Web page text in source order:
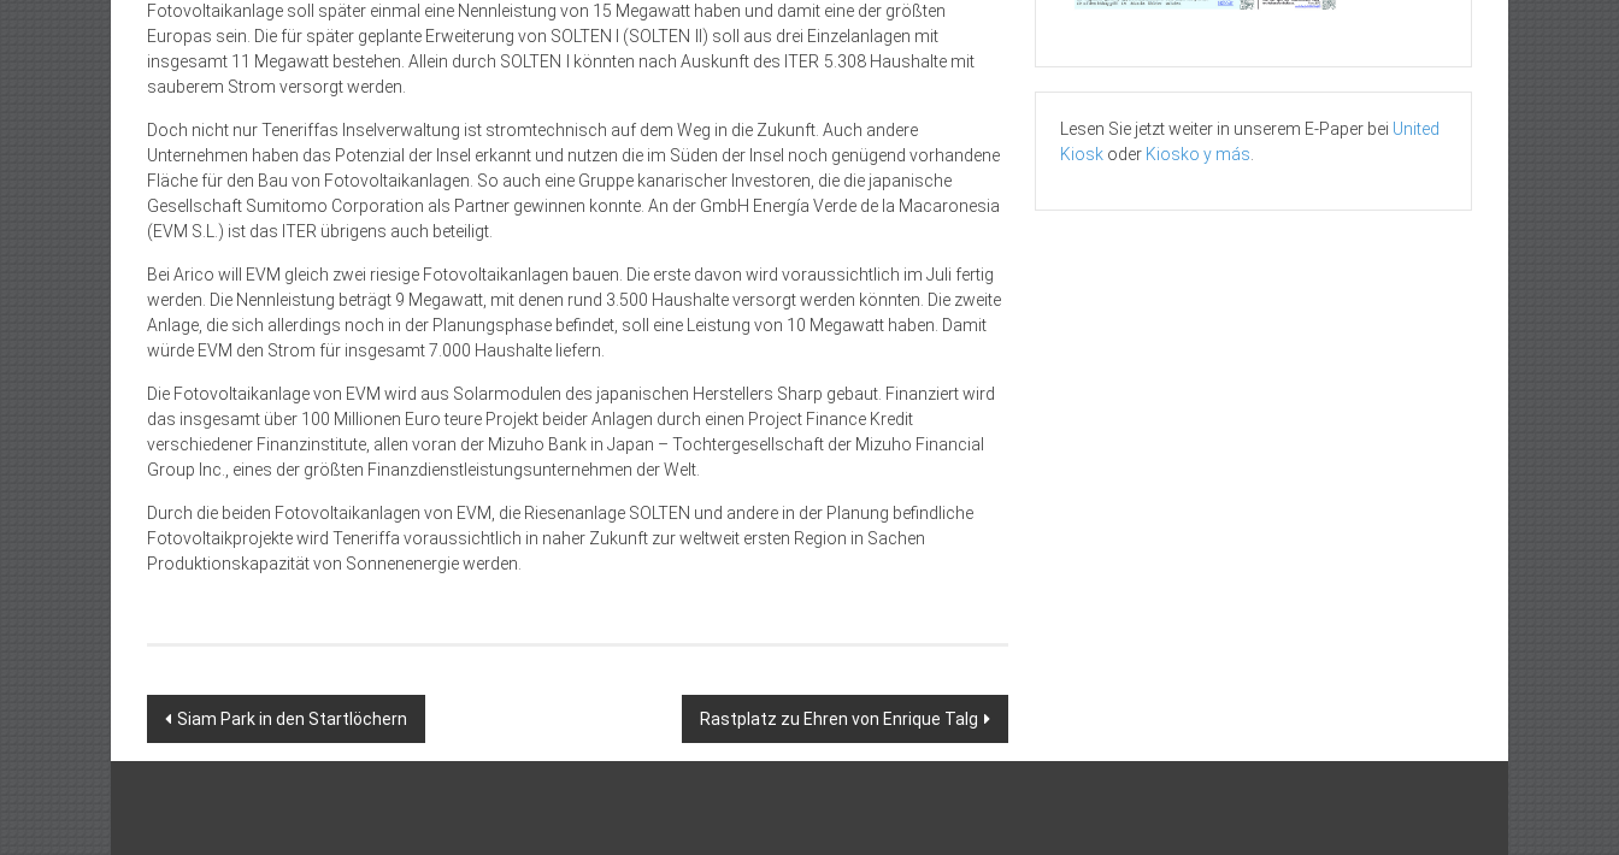
Fotovoltaikanlage soll später einmal eine Nennleis­tung von 15 Megawatt haben und damit eine der größten
Europas sein. Die für später geplante Erweiterung von SOLTEN I (SOLTEN II) soll aus drei Einzelanlagen mit
insgesamt 11 Megawatt bestehen. Allein durch SOLTEN I könnten nach Auskunft des ITER 5.308 Haushalte mit
sauberem Strom versorgt werden.
Doch nicht nur Teneriffas Inselverwaltung ist stromtechnisch auf dem Weg in die Zukunft. Auch andere
Unternehmen haben das Potenzial der Insel erkannt und nutzen die im Süden der Insel noch genügend vorhandene
Fläche für den Bau von Fotovoltaikanlagen. So auch eine Gruppe kanarischer Investoren, die die japanische
Gesellschaft Sumitomo Corporation als Partner gewinnen konnte. An der GmbH Energía Verde de la Macaronesia
(EVM S.L.) ist das ITER übrigens auch beteiligt.
Bei Arico will EVM gleich zwei riesige Fotovoltaikanlagen bauen. Die erste davon wird voraussichtlich im Juli fertig
werden. Die Nennleistung beträgt 9 Megawatt, mit denen rund 3.500 Haushalte versorgt werden könnten. Die zweite
Anlage, die sich allerdings noch in der Planungsphase befindet, soll eine Leistung von 10 Megawatt haben. Damit
würde EVM den Strom für insgesamt 7.000 Haushalte liefern.
Die Fotovoltaikanlage von EVM wird aus Solarmodulen des japanischen Herstellers Sharp gebaut. Finanziert wird
das insgesamt über 100 Millionen Euro teure Projekt beider Anlagen durch einen Project Finance Kredit
verschiedener Finanzinstitute, allen voran der Mizuho Bank in Japan – Tochtergesellschaft der Mizuho Financial
Group Inc., eines der größten Finanzdienstleistungsunternehmen der Welt.
Durch die beiden Fotovoltaikanlagen von EVM, die Riesenanlage SOLTEN und andere in der Planung befindliche
Fotovoltaikprojekte wird Teneriffa voraussichtlich in naher Zukunft zur weltweit ers­ten Region in Sachen
Produktionskapazität von Sonnenenergie werden.
Beitragsnavigation
Siam Park in den Startlöchern Rastplatz zu Ehren von Enrique Talg
Lesen Sie jetzt weiter in unserem E-Paper bei United
Kiosk oder Kiosko y más